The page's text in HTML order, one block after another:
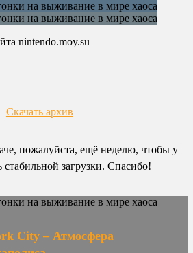
nintendo.moy.su
Скачать архив
пожалуйста, ещё неделю, чтобы у
загрузки. Спасибо!
City – Атмосфера